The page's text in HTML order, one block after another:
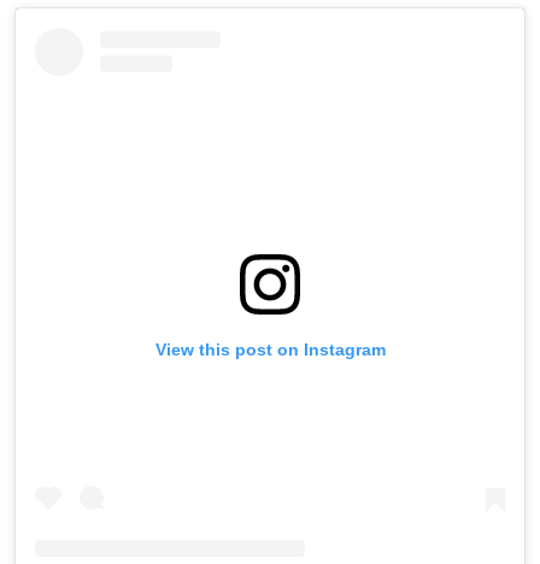
View this post on Instagram